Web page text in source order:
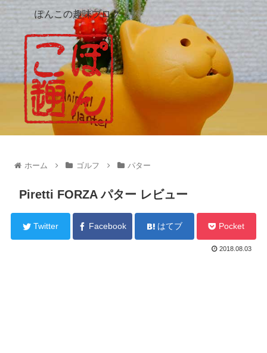
ぽんこの趣味ブログ
ホーム ゴルフ パター
Piretti FORZA パター レビュー
Twitter Facebook はてブ Pocket
2018.08.03